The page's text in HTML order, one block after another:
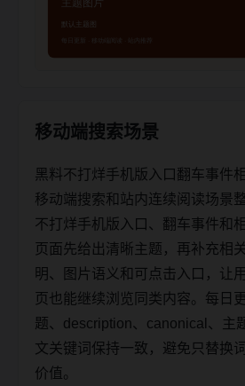
移动端搜索场景
黑料不打烊手机版入口翻车事件
移动端搜索和站内连续阅读场景
不打烊手机版入口、翻车事件和
页面先给出清晰主题，再补充相
明、图片语义和可点击入口，让
页也能继续浏览同类内容。每日
题、description、canonical、主
文关键词保持一致，避免只替换
价值。